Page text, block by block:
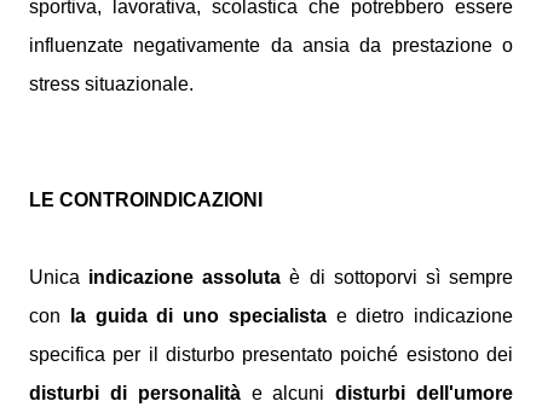
sportiva, lavorativa, scolastica che potrebbero essere
influenzate negativamente da ansia da prestazione o
stress situazionale.
LE CONTROINDICAZIONI
Unica indicazione assoluta è di sottoporvi sì sempre
con
la guida di uno specialistae dietro indicazione
specifica per il disturbo presentato poiché esistono dei
disturbi di personalitàe alcunidisturbi dell'umore